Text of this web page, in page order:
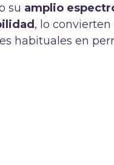
su amplio
, lo
habituales en